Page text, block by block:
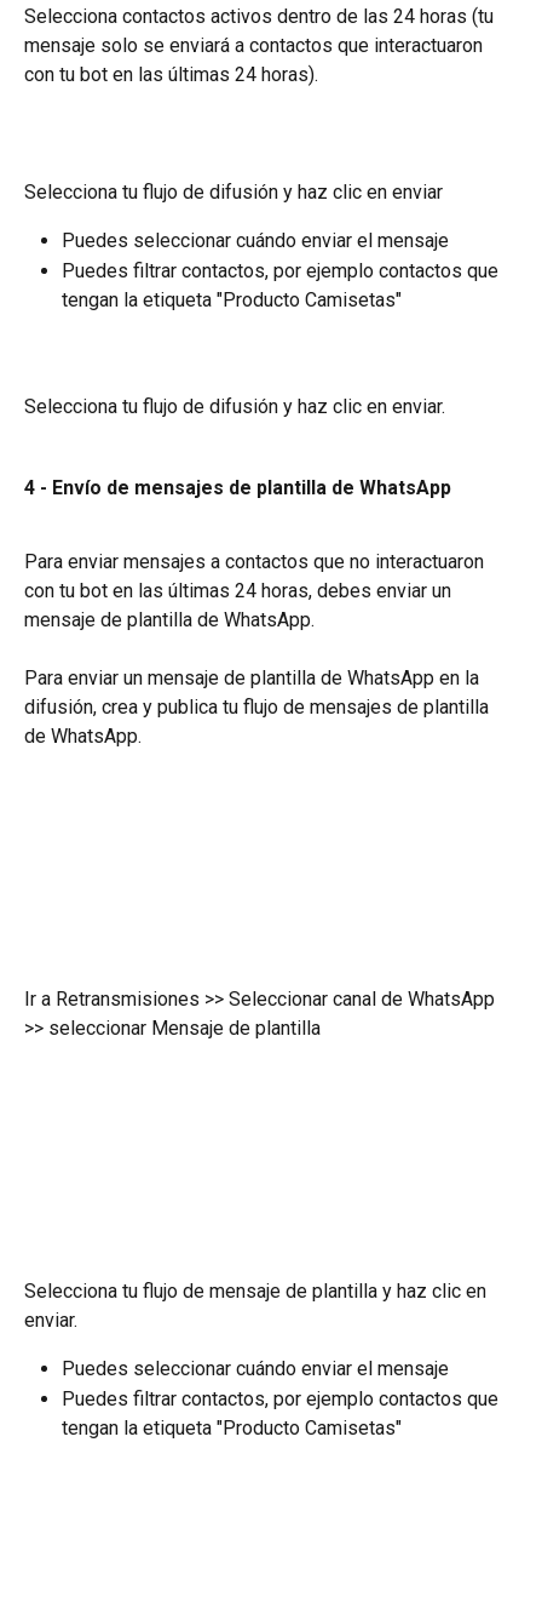
Selecciona contactos activos dentro de las 24 horas (tu
mensaje solo se enviará a contactos que interactuaron
con tu bot en las últimas 24 horas).
Selecciona tu flujo de difusión y haz clic en enviar
Puedes seleccionar cuándo enviar el mensaje
Puedes filtrar contactos, por ejemplo contactos que
tengan la etiqueta "Producto Camisetas"
Selecciona tu flujo de difusión y haz clic en enviar.
4 - Envío de mensajes de plantilla de WhatsApp
Para enviar mensajes a contactos que no interactuaron
con tu bot en las últimas 24 horas, debes enviar un
mensaje de plantilla de WhatsApp.
Para enviar un mensaje de plantilla de WhatsApp en la
difusión, crea y publica tu flujo de mensajes de plantilla
de WhatsApp.
Ir a Retransmisiones >> Seleccionar canal de WhatsApp
>> seleccionar Mensaje de plantilla
Selecciona tu flujo de mensaje de plantilla y haz clic en
enviar.
Puedes seleccionar cuándo enviar el mensaje
Puedes filtrar contactos, por ejemplo contactos que
tengan la etiqueta "Producto Camisetas"